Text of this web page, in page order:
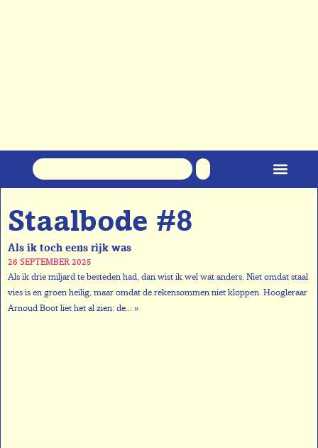
Staalbode #8
Als ik toch eens rijk was
26 SEPTEMBER 2025
Als ik drie miljard te besteden had, dan wist ik wel wat anders. Niet omdat staal
vies is en groen heilig, maar omdat de rekensommen niet kloppen. Hoogleraar
Arnoud Boot liet het al zien: de... »